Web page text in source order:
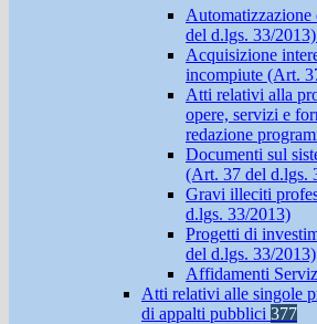
del d.lgs. 33/2013)
Acquisizione
incompiute (Art.
Atti relativi alla
opere, servizi e
redazione
Documenti sul
(Art. 37 del d.lgs.
Gravi illeciti
d.lgs. 33/2013)
Progetti di
del d.lgs. 33/2013)
Affidamenti
Atti relativi alle singole
di appalti pubblici 377